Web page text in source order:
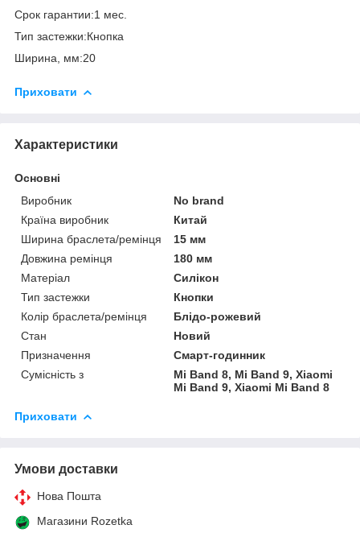
Срок гарантии:1 мес.
Тип застежки:Кнопка
Ширина, мм:20
Приховати
Характеристики
Основні
Виробник
No brand
Країна виробник
Китай
Ширина браслета/ремінця
15 мм
Довжина ремінця
180 мм
Матеріал
Силікон
Тип застежки
Кнопки
Колір браслета/ремінця
Блідо-рожевий
Стан
Новий
Призначення
Смарт-годинник
Сумісність з
Mi Band 8, Mi Band 9, Xiaomi
Mi Band 9, Xiaomi Mi Band 8
Приховати
Умови доставки
Нова Пошта
Магазини Rozetka